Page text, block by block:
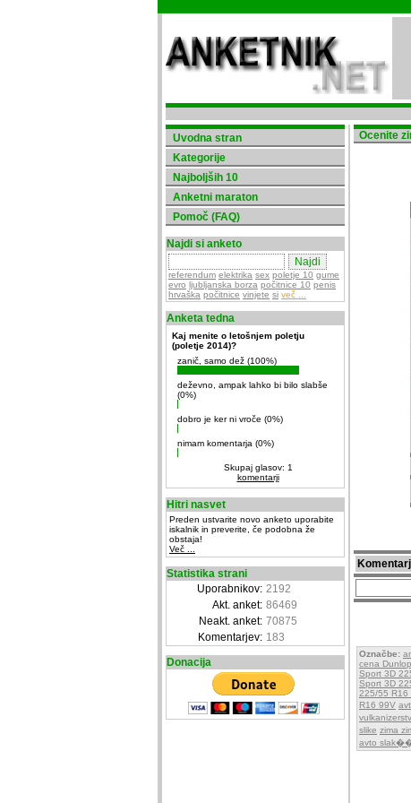
Uvodna stran
Kategorije
Najboljših 10
Anketni maraton
Pomoč (FAQ)
Najdi si anketo
referendum elektrika sex poletje 10 gume
evro ljubljanska borza počitnice 10 penis
hrvaška počitnice vinjete si več ...
Anketa tedna
Kaj menite o letošnjem poletju
(poletje 2014)?
zanič, samo dež (100%)
deževno, ampak lahko bi bilo slabše
(0%)
dobro je ker ni vroče (0%)
nimam komentarja (0%)
Skupaj glasov: 1
komentarji
Hitri nasvet
Preden ustvarite novo anketo uporabite
iskalnik in preverite, če podobna že
obstaja!
Več ...
Statistika strani
Uporabnikov: 2192
Akt. anket: 86469
Neakt. anket: 70875
Komentarjev: 183
Donacija
Ocenite
Označbe:
cena
Sport 3D
Sport 3D
225/55 R16
R16 99V
slike zima
avto slak��